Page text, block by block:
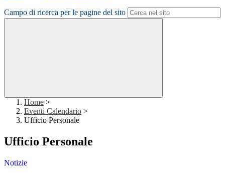
Campo di ricerca per le pagine del sito
Home >
Eventi Calendario >
Ufficio Personale
Ufficio Personale
Notizie